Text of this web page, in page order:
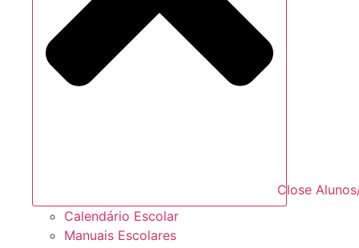
Close
Calendário Escolar
Manuais Escolares